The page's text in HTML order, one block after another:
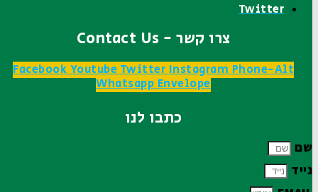
Twitter
צרו קשר - Contact Us
FacebookYoutubeTwitterInstagramPhone-Alt
WhatsappEnvelope
כתבו לנו
שם
נייד